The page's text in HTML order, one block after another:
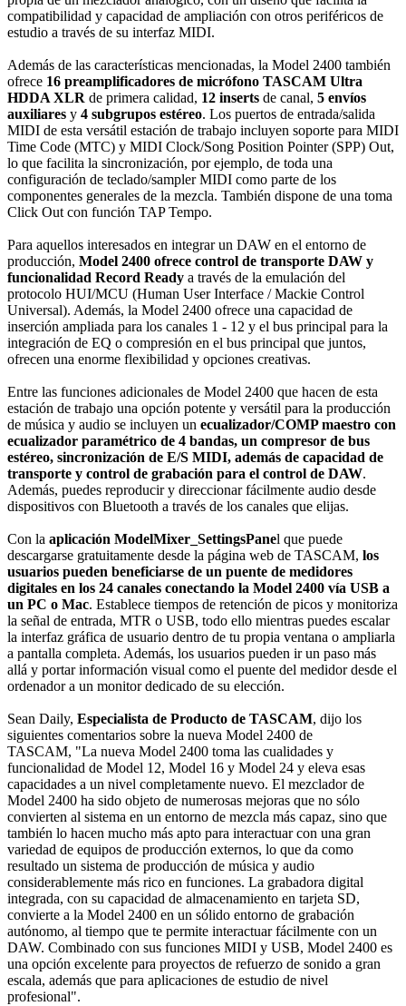
compatibilidad y capacidad de ampliación con otros periféricos de
estudio a través de su interfaz MIDI.
Además de las características mencionadas, la Model 2400 también
ofrece 16 preamplificadores de micrófono TASCAM Ultra
HDDA XLR de primera calidad, 12 inserts de canal, 5 envíos
auxiliares y 4 subgrupos estéreo. Los puertos de entrada/salida
MIDI de esta versátil estación de trabajo incluyen soporte para MIDI
Time Code (MTC) y MIDI Clock/Song Position Pointer (SPP) Out,
lo que facilita la sincronización, por ejemplo, de toda una
configuración de teclado/sampler MIDI como parte de los
componentes generales de la mezcla. También dispone de una toma
Click Out con función TAP Tempo.
Para aquellos interesados en integrar un DAW en el entorno de
producción, Model 2400 ofrece control de transporte DAW y
funcionalidad Record Ready a través de la emulación del
protocolo HUI/MCU (Human User Interface / Mackie Control
Universal). Además, la Model 2400 ofrece una capacidad de
inserción ampliada para los canales 1 - 12 y el bus principal para la
integración de EQ o compresión en el bus principal que juntos,
ofrecen una enorme flexibilidad y opciones creativas.
Entre las funciones adicionales de Model 2400 que hacen de esta
estación de trabajo una opción potente y versátil para la producción
de música y audio se incluyen un ecualizador/COMP maestro con
ecualizador paramétrico de 4 bandas, un compresor de bus
estéreo, sincronización de E/S MIDI, además de capacidad de
transporte y control de grabación para el control de DAW.
Además, puedes reproducir y direccionar fácilmente audio desde
dispositivos con Bluetooth a través de los canales que elijas.
Con la aplicación ModelMixer_SettingsPanel que puede
descargarse gratuitamente desde la página web de TASCAM, los
usuarios pueden beneficiarse de un puente de medidores
digitales en los 24 canales conectando la Model 2400 vía USB a
un PC o Mac. Establece tiempos de retención de picos y monitoriza
la señal de entrada, MTR o USB, todo ello mientras puedes escalar
la interfaz gráfica de usuario dentro de tu propia ventana o ampliarla
a pantalla completa. Además, los usuarios pueden ir un paso más
allá y portar información visual como el puente del medidor desde el
ordenador a un monitor dedicado de su elección.
Sean Daily, Especialista de Producto de TASCAM, dijo los
siguientes comentarios sobre la nueva Model 2400 de
TASCAM, "La nueva Model 2400 toma las cualidades y
funcionalidad de Model 12, Model 16 y Model 24 y eleva esas
capacidades a un nivel completamente nuevo. El mezclador de
Model 2400 ha sido objeto de numerosas mejoras que no sólo
convierten al sistema en un entorno de mezcla más capaz, sino que
también lo hacen mucho más apto para interactuar con una gran
variedad de equipos de producción externos, lo que da como
resultado un sistema de producción de música y audio
considerablemente más rico en funciones. La grabadora digital
integrada, con su capacidad de almacenamiento en tarjeta SD,
convierte a la Model 2400 en un sólido entorno de grabación
autónomo, al tiempo que te permite interactuar fácilmente con un
DAW. Combinado con sus funciones MIDI y USB, Model 2400 es
una opción excelente para proyectos de refuerzo de sonido a gran
escala, además que para aplicaciones de estudio de nivel
profesional".